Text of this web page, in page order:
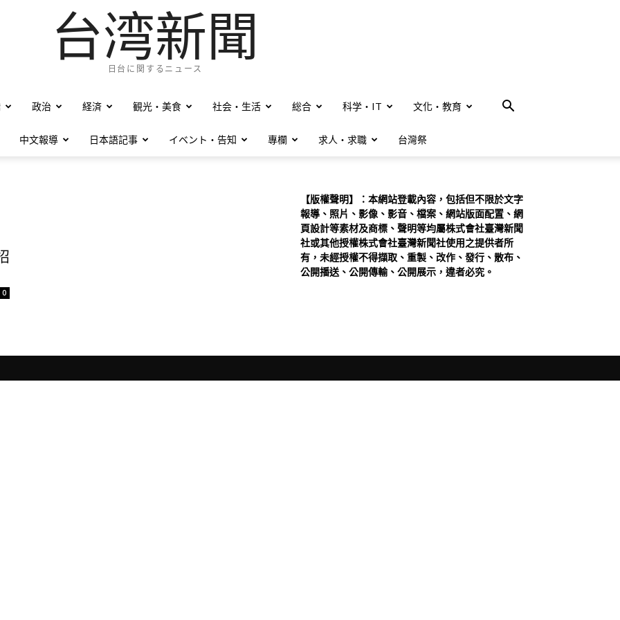
台湾新聞
日台に関するニュース
政治 経済 観光・美食 社会・生活 総合 科学・IT 文化・教育
中文報導 日本語記事 イベント・告知 專欄 求人・求職 台灣祭
0
【版權聲明】：本網站登載內容，包括但不限於文字
報導、照片、影像、影音、檔案、網站版面配置、網
頁設計等素材及商標、聲明等均屬株式會社臺灣新聞
社或其他授權株式會社臺灣新聞社使用之提供者所
有，未經授權不得擷取、重製、改作、發行、散布、
公開播送、公開傳輸、公開展示，違者必究。